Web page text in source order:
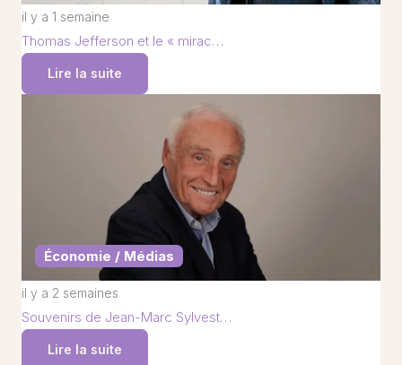
il y a 1 semaine
Thomas Jefferson et le « mirac…
Lire la suite
Économie / Médias
il y a 2 semaines
Souvenirs de Jean-Marc Sylvest…
Lire la suite